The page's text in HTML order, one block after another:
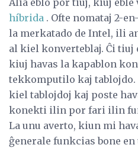
Alia eblo por tiuj, kiuj eble
híbrida . Ofte nomataj 2-
la merkatado de Intel, ili
al kiel konverteblaj. Ĉi tiuj
kiuj havas la kapablon
tekkomputilo kaj tablojdo.
kiel tablojdoj kaj poste
konekti ilin por fari ilin
La unu averto, kiun mi
ĝenerale funkcias bone